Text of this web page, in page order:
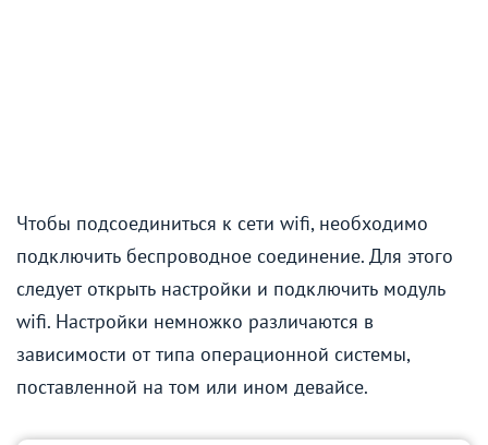
Чтобы подсоединиться к сети wifi, необходимо
подключить беспроводное соединение. Для этого
следует открыть настройки и подключить модуль
wifi. Настройки немножко различаются в
зависимости от типа операционной системы,
поставленной на том или ином девайсе.